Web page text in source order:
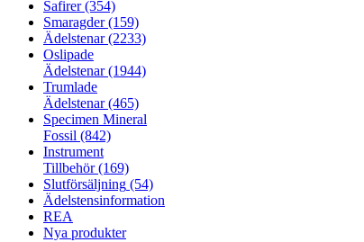
Safirer(354)
Smaragder(159)
Ädelstenar(2233)
Oslipade
Ädelstenar(1944)
Trumlade
Ädelstenar(465)
Specimen Mineral
Fossil (842)
Instrument
Tillbehör(169)
Slutförsäljning (54)
Ädelstensinformation
REA
Nya produkter